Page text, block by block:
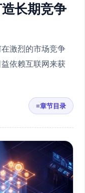
长期竞争
激烈的市场竞争
依赖互联网来获
≡章节目录